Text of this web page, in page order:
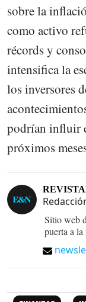
sobre la
como activo
récords y
intensifica la
los inversores
podrían influir
próximos
Sitio web
puerta a